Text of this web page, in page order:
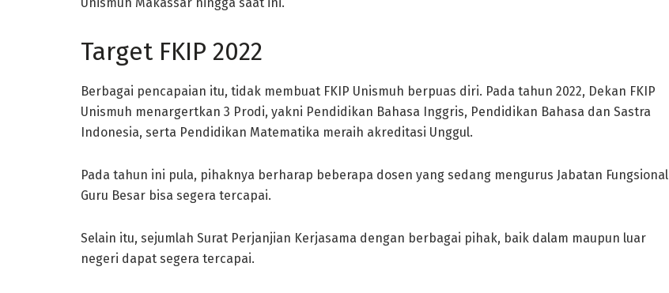
Unismuh Makassar hingga saat ini.
Target FKIP 2022
Berbagai pencapaian itu, tidak membuat FKIP Unismuh berpuas diri. Pada tahun 2022, Dekan FKIP
Unismuh menargertkan 3 Prodi, yakni Pendidikan Bahasa Inggris, Pendidikan Bahasa dan Sastra
Indonesia, serta Pendidikan Matematika meraih akreditasi Unggul.
Pada tahun ini pula, pihaknya berharap beberapa dosen yang sedang mengurus Jabatan Fungsional
Guru Besar bisa segera tercapai.
Selain itu, sejumlah Surat Perjanjian Kerjasama dengan berbagai pihak, baik dalam maupun luar
negeri dapat segera tercapai.